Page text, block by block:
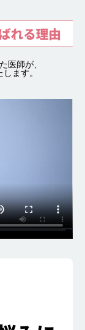
医師が、
ます。